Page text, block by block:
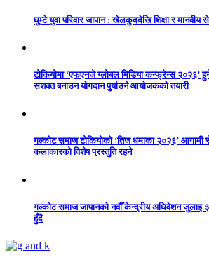
घुम्टे युवा परिवार जापान : खेलकुददेखि शिक्षा र मानवीय
टोकियोमा ‘एफएनजे ग्लोबल मिडिया कन्फ्रेन्स २०२६’
सशक्त बनाउन योगदान पुर्याउने आयोजकको तयारी
गल्कोट समाज टोकियोको ‘तिज धमाका २०२६’ आगामी
कलाकारको विशेष प्रस्तुति रहने
गल्कोट समाज जापानको नवौँ केन्द्रीय अधिवेशन जुलाइ
हुँदै